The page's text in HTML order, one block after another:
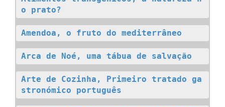
o prato?
Amendoa, o fruto do mediterrâneo
Arca de Noé, uma tábua de salvação
Arte de Cozinha, Primeiro tratado ga
stronómico português